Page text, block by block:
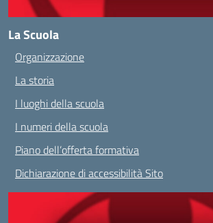
La Scuola
Organizzazione
La storia
I luoghi della scuola
I numeri della scuola
Piano dell’offerta formativa
Dichiarazione di accessibilità Sito